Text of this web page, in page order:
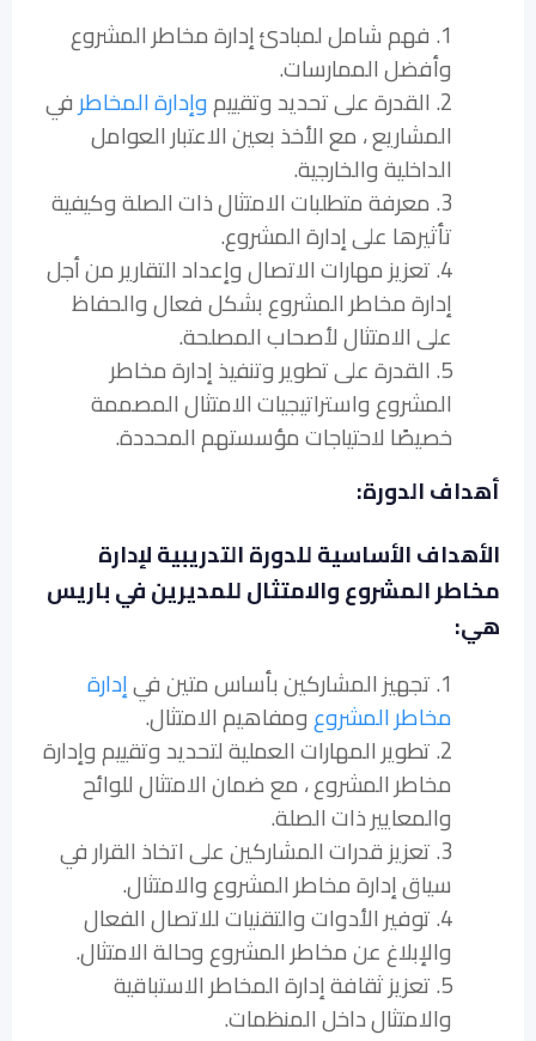
1. فهم شامل لمبادئ إدارة مخاطر المشروع
وأفضل الممارسات.
2. القدرة على تحديد وتقييم
وإدارة المخاطرفي
المشاريع ، مع الأخذ بعين الاعتبار العوامل
الداخلية والخارجية.
3. معرفة متطلبات الامتثال ذات الصلة وكيفية
تأثيرها على إدارة المشروع.
4. تعزيز مهارات الاتصال وإعداد التقارير من أجل
إدارة مخاطر المشروع بشكل فعال والحفاظ
على الامتثال لأصحاب المصلحة.
5. القدرة على تطوير وتنفيذ إدارة مخاطر
المشروع واستراتيجيات الامتثال المصممة
خصيصًا لاحتياجات مؤسستهم المحددة.
أهداف الدورة:
الأهداف الأساسية للدورة التدريبية لإدارة
مخاطر المشروع والامتثال للمديرين في باريس
هي:
1. تجهيز المشاركين بأساس متين في
إدارة
مخاطر المشروعومفاهيم الامتثال.
2. تطوير المهارات العملية لتحديد وتقييم وإدارة
مخاطر المشروع ، مع ضمان الامتثال للوائح
والمعايير ذات الصلة.
3. تعزيز قدرات المشاركين على اتخاذ القرار في
سياق إدارة مخاطر المشروع والامتثال.
4. توفير الأدوات والتقنيات للاتصال الفعال
والإبلاغ عن مخاطر المشروع وحالة الامتثال.
5. تعزيز ثقافة إدارة المخاطر الاستباقية
والامتثال داخل المنظمات.